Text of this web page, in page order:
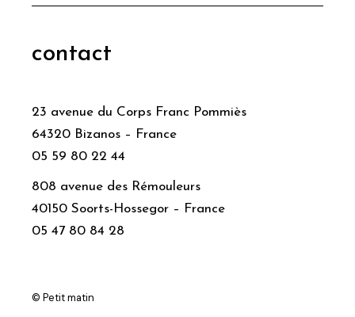
contact
23 avenue du Corps Franc Pommiès
64320 Bizanos – France
05 59 80 22 44
808 avenue des Rémouleurs
40150 Soorts-Hossegor – France
05 47 80 84 28
© Petit matin